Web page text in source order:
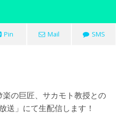
Pin Mail SMS
の巨匠、サカモト教授との
送」にて生配信します！